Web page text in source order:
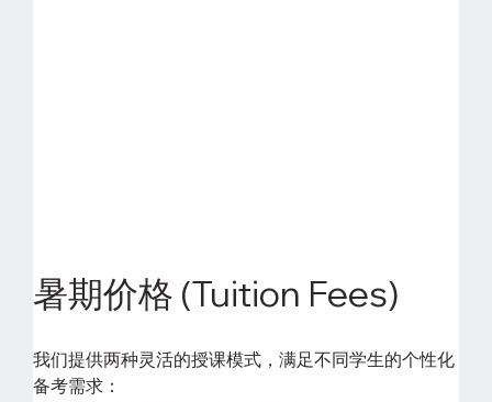
暑期价格 (Tuition Fees)
我们提供两种灵活的授课模式，满足不同学生的个性化
备考需求：